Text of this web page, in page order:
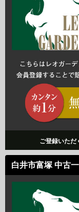
ご登録いただ
白井市富塚 中古